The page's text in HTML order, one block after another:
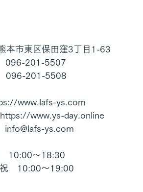
本市東区保田窪3丁目1-63
096-201-5507
096-201-5508
www.lafs-ys.com
www.ys-day.online
info@lafs-ys.com
10:00～18:30
　10:00～19:00